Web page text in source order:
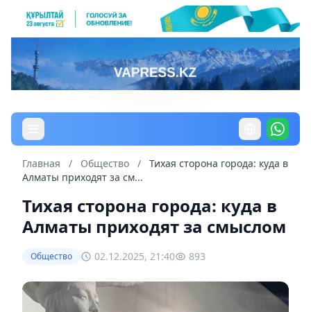
Главная / Общество /
Тихая сторона города: куда в
Алматы приходят за см...
Тихая сторона города: куда в
Алматы приходят за смыслом
Общество 02.12.2025, 21:40 893